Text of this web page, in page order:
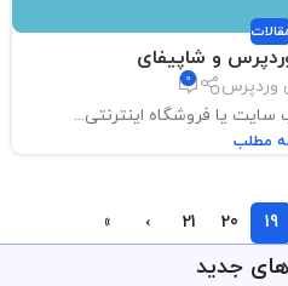
و شاپیفای
0
سایت یا فروشگاه اینترنتی...
مطلب
19
20
21
›
»
جدید